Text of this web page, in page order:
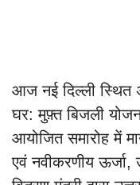
आज नई दिल्ली स्थित
घर: मुफ़्त बिजली
आयोजित समारोह में
एवं नवीकरणीय ऊर्जा,